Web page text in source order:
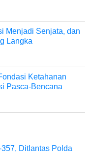
Menjadi Senjata, dan
Langka
Ketahanan
Pasca-Bencana
Ditlantas Polda